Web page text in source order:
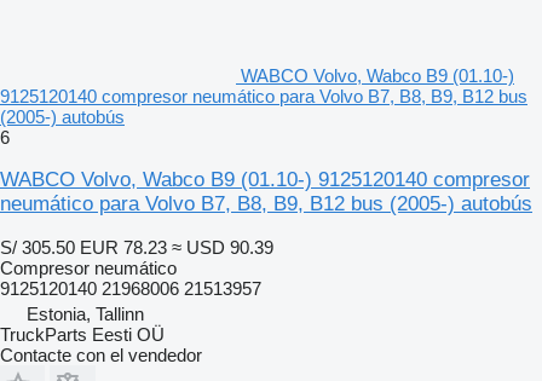
WABCO Volvo, Wabco B9 (01.10-)
9125120140 compresor neumático para Volvo B7, B8, B9, B12 bus
(2005-) autobús
6
WABCO Volvo, Wabco B9 (01.10-) 9125120140 compresor
neumático para Volvo B7, B8, B9, B12 bus (2005-) autobús
S/ 305.50 EUR 78.23 ≈ USD 90.39
Compresor neumático
9125120140 21968006 21513957
Estonia, Tallinn
TruckParts Eesti OÜ
Contacte con el vendedor